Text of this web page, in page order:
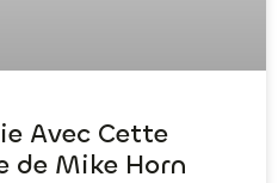
Avec Cette
de Mike Horn